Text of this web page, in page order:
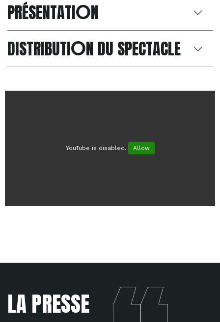
YouTube is disabled. Allow
PRÉSENTATION
DISTRIBUTION DU SPECTACLE
LA PRESSE